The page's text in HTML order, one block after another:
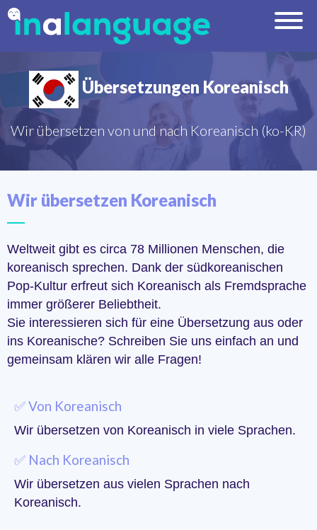
Übersetzungen Koreanisch
Wir übersetzen von und nach Koreanisch (ko-KR)
Wir übersetzen Koreanisch
Weltweit gibt es circa 78 Millionen Menschen, die
koreanisch sprechen. Dank der südkoreanischen
Pop-Kultur erfreut sich Koreanisch als Fremdsprache
immer größerer Beliebtheit.
Sie interessieren sich für eine Übersetzung aus oder
ins Koreanische? Schreiben Sie uns einfach an und
gemeinsam klären wir alle Fragen!
✅ Von Koreanisch
Wir übersetzen von Koreanisch in viele Sprachen.
✅ Nach Koreanisch
Wir übersetzen aus vielen Sprachen nach
Koreanisch.